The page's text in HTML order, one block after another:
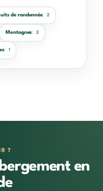
de randonnée 2
Montagnes 2
1
?
en